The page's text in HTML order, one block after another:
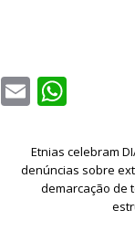
T
te
E
ai
l
at
s
Etnias celebram
denúncias sobre
demarcação de